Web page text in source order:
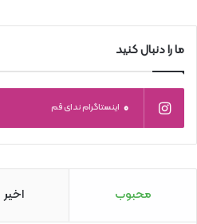
ما را دنبال کنید
0 اینستاگرام ندای قم
محبوب اخیر